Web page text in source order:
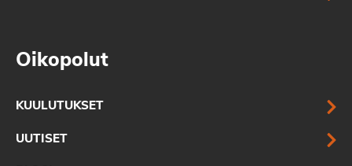
Oikopolut
KUULUTUKSET
UUTISET